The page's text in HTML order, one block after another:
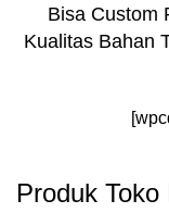
Bisa Custom
Kualitas Bahan
Produk